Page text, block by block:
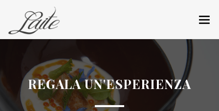
RISTORANTE
MENÙ
REGALA UN'ESPERIENZA